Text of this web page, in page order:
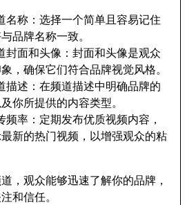
名称：选择一个简单且容易记住
品牌名称一致。
封面和头像：封面和头像是观众
，确保它们符合品牌视觉风格。
描述：在频道描述中明确品牌的
你所提供的内容类型。
频率：定期发布优质视频内容，
新的热门视频，以增强观众的粘
，观众能够迅速了解你的品牌，
和信任。